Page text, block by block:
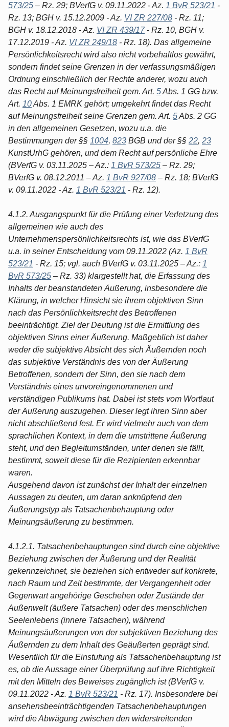
573/25 – Rz. 29; BVerfG v. 09.11.2022 - Az. 1 BvR 523/21 -
Rz. 13; BGH v. 15.12.2009 - Az. VI ZR 227/08 - Rz. 11;
BGH v. 18.12.2018 - Az. VI ZR 439/17- Rz. 10, BGH v.
17.12.2019 - Az. VI ZR 249/18 - Rz. 18). Das allgemeine
Persönlichkeitsrecht wird also nicht vorbehaltlos gewährt,
sondern findet seine Grenzen in der verfassungsmäßigen
Ordnung einschließlich der Rechte anderer, wozu auch
das Recht auf Meinungsfreiheit gem. Art. 5Abs. 1 GG bzw.
Art. 10Abs. 1 EMRK gehört; umgekehrt findet das Recht
auf Meinungsfreiheit seine Grenzen gem. Art. 5Abs. 2 GG
in den allgemeinen Gesetzen, wozu u.a. die
Bestimmungen der §§ 1004, 823 BGB und der §§ 22, 23
KunstUrhG gehören, und dem Recht auf persönliche Ehre
(BVerfG v. 03.11.2025 – Az.: 1 BvR 573/25 – Rz. 29;
BVerfG v. 08.12.2011 – Az. 1 BvR 927/08 – Rz. 18; BVerfG
v. 09.11.2022 - Az. 1 BvR 523/21 - Rz. 12).
4.1.2. Ausgangspunkt für die Prüfung einer Verletzung des
allgemeinen wie auch des
Unternehmenspersönlichkeitsrechts ist, wie das BVerfG
u.a. in seiner Entscheidung vom 09.11.2022 (Az. 1 BvR
523/21 - Rz. 15; vgl. auch BVerfG v. 03.11.2025 – Az.: 1
BvR 573/25 – Rz. 33) klargestellt hat, die Erfassung des
Inhalts der beanstandeten Äußerung, insbesondere die
Klärung, in welcher Hinsicht sie ihrem objektiven Sinn
nach das Persönlichkeitsrecht des Betroffenen
beeinträchtigt. Ziel der Deutung ist die Ermittlung des
objektiven Sinns einer Äußerung. Maßgeblich ist daher
weder die subjektive Absicht des sich Äußernden noch
das subjektive Verständnis des von der Äußerung
Betroffenen, sondern der Sinn, den sie nach dem
Verständnis eines unvoreingenommenen und
verständigen Publikums hat. Dabei ist stets vom Wortlaut
der Äußerung auszugehen. Dieser legt ihren Sinn aber
nicht abschließend fest. Er wird vielmehr auch von dem
sprachlichen Kontext, in dem die umstrittene Äußerung
steht, und den Begleitumständen, unter denen sie fällt,
bestimmt, soweit diese für die Rezipienten erkennbar
waren.
Ausgehend davon ist zunächst der Inhalt der einzelnen
Aussagen zu deuten, um daran anknüpfend den
Äußerungstyp als Tatsachenbehauptung oder
Meinungsäußerung zu bestimmen.
4.1.2.1. Tatsachenbehauptungen sind durch eine objektive
Beziehung zwischen der Äußerung und der Realität
gekennzeichnet, sie beziehen sich entweder auf konkrete,
nach Raum und Zeit bestimmte, der Vergangenheit oder
Gegenwart angehörige Geschehen oder Zustände der
Außenwelt (äußere Tatsachen) oder des menschlichen
Seelenlebens (innere Tatsachen), während
Meinungsäußerungen von der subjektiven Beziehung des
Äußernden zu dem Inhalt des Geäußerten geprägt sind.
Wesentlich für die Einstufung als Tatsachenbehauptung ist
es, ob die Aussage einer Überprüfung auf ihre Richtigkeit
mit den Mitteln des Beweises zugänglich ist (BVerfG v.
09.11.2022 - Az. 1 BvR 523/21 - Rz. 17). Insbesondere bei
ansehensbeeinträchtigenden Tatsachenbehauptungen
wird die Abwägung zwischen den widerstreitenden